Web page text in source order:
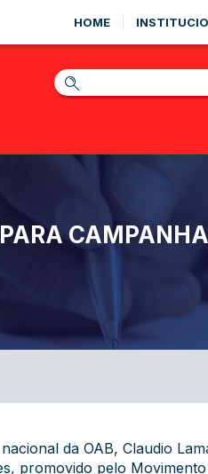
HOME
da OAB, Claudio
promovido pelo